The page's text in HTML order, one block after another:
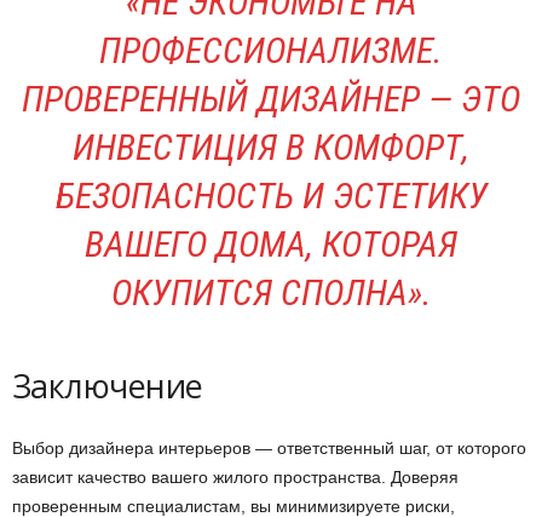
ПРОФЕССИОНАЛИЗМЕ.
ПРОВЕРЕННЫЙ ДИЗАЙНЕР — ЭТО
ИНВЕСТИЦИЯ В КОМФОРТ,
БЕЗОПАСНОСТЬ И ЭСТЕТИКУ
ВАШЕГО ДОМА, КОТОРАЯ
ОКУПИТСЯ СПОЛНА».
Заключение
Выбор дизайнера интерьеров — ответственный шаг, от которого
зависит качество вашего жилого пространства. Доверяя
проверенным специалистам, вы минимизируете риски,